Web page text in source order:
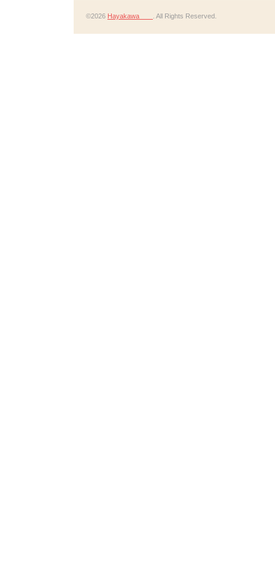
©2026 Hayakawa . All Rights Reserved.